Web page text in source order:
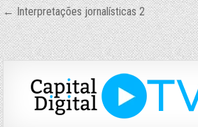
Navegação
de
Post
← Interpretações jornalísticas 2